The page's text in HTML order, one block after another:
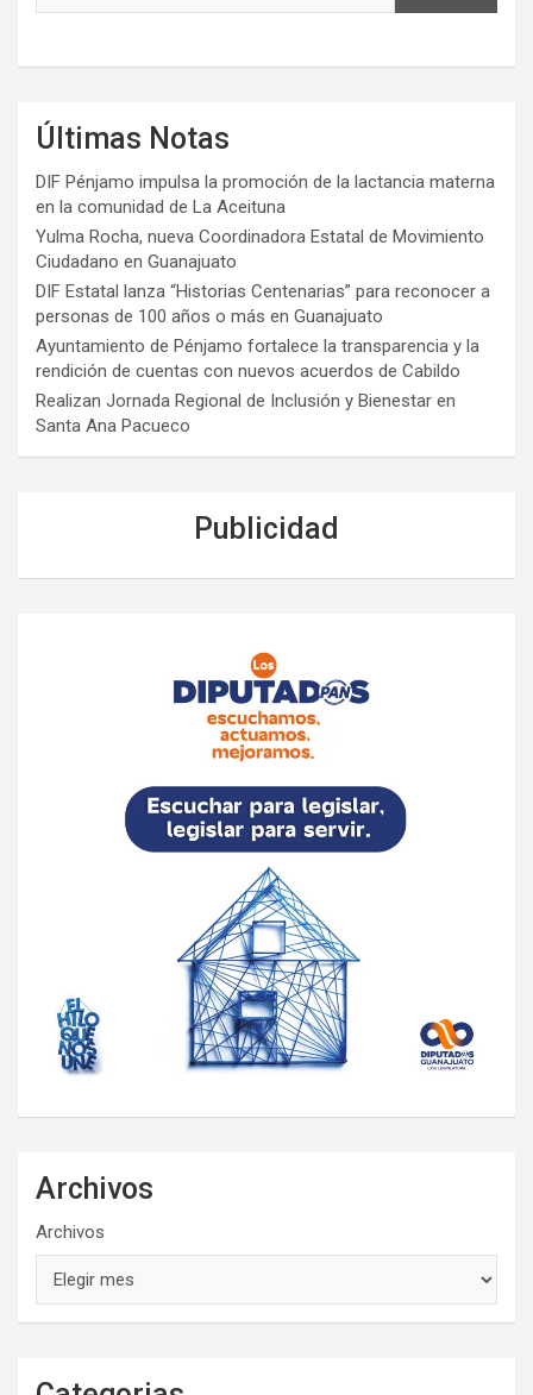
Últimas Notas
DIF Pénjamo impulsa la promoción de la lactancia materna
en la comunidad de La Aceituna
Yulma Rocha, nueva Coordinadora Estatal de Movimiento
Ciudadano en Guanajuato
DIF Estatal lanza “Historias Centenarias” para reconocer a
personas de 100 años o más en Guanajuato
Ayuntamiento de Pénjamo fortalece la transparencia y la
rendición de cuentas con nuevos acuerdos de Cabildo
Realizan Jornada Regional de Inclusión y Bienestar en
Santa Ana Pacueco
Publicidad
Archivos
Archivos